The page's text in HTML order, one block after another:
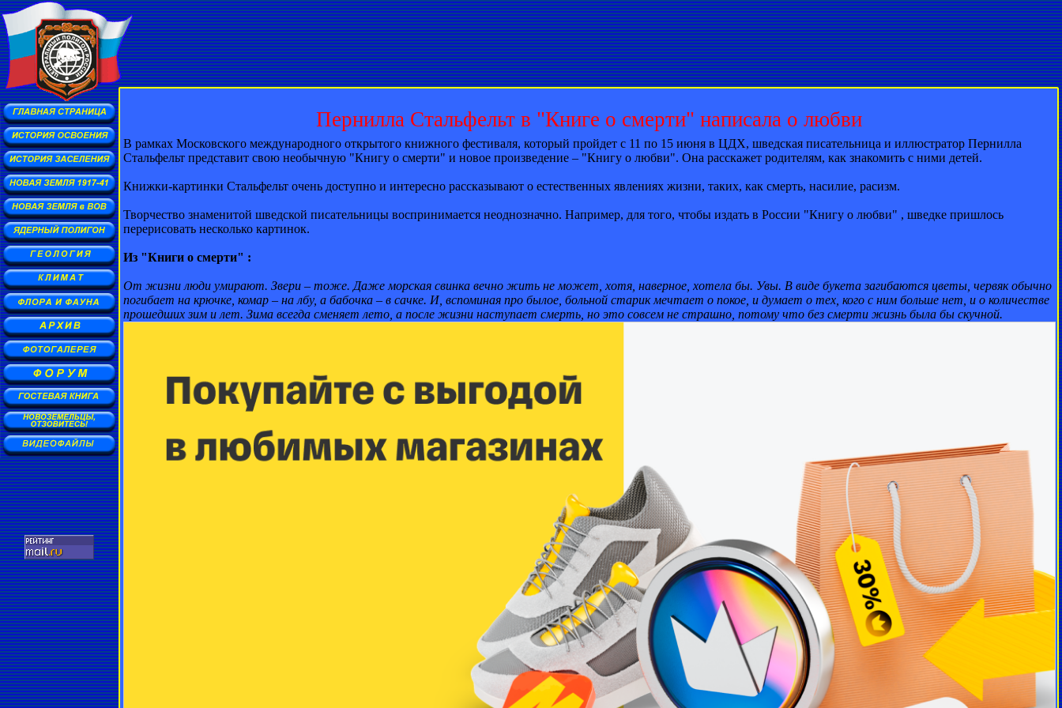
Пернилла Стальфельт в "Книге о смерти" написала о любви
В рамках Московского международного открытого книжного фестиваля, который пройдет с 11 по 15 июня в ЦДХ, шведская писательница и иллюстратор Пернилла
Стальфельт представит свою необычную "Книгу о смерти" и новое произведение – "Книгу о любви". Она расскажет родителям, как знакомить с ними детей.
Книжки-картинки Стальфельт очень доступно и интересно рассказывают о естественных явлениях жизни, таких, как смерть, насилие, расизм.
Творчество знаменитой шведской писательницы воспринимается неоднозначно. Например, для того, чтобы издать в России "Книгу о любви" , шведке пришлось
перерисовать несколько картинок.
Из "Книги о смерти" :
От жизни люди умирают. Звери – тоже. Даже морская свинка вечно жить не может, хотя, наверное, хотела бы. Увы. В виде букета загибаются цветы, червяк обычно
погибает на крючке, комар – на лбу, а бабочка – в сачке. И, вспоминая про былое, больной старик мечтает о покое, и думает о тех, кого с ним больше нет, и о количестве
прошедших зим и лет. Зима всегда сменяет лето, а после жизни наступает смерть, но это совсем не страшно, потому что без смерти жизнь была бы скучной.